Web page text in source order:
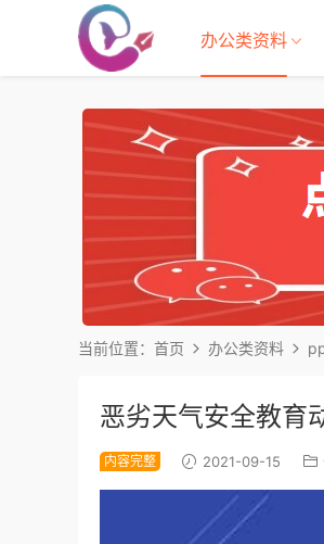
办公类资料
当前位置： 首页 办公类资料
恶劣天气安全教育
内容完整 2021-09-15